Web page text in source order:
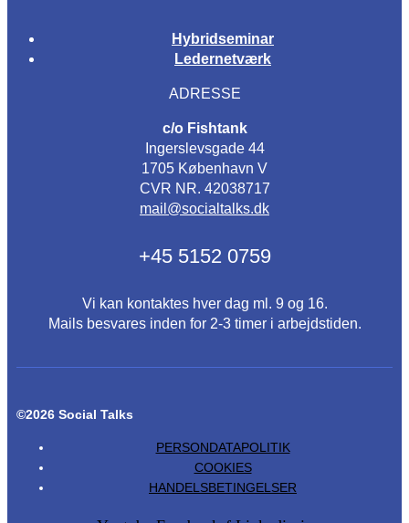
Hybridseminar
Ledernetværk
ADRESSE
c/o Fishtank
Ingerslevsgade 44
1705 København V
CVR NR. 42038717
mail@socialtalks.dk
+45 5152 0759
Vi kan kontaktes hver dag ml. 9 og 16.
Mails besvares inden for 2-3 timer i arbejdstiden.
©2026 Social Talks
PERSONDATAPOLITIK
COOKIES
HANDELSBETINGELSER